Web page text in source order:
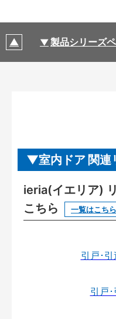
製品シリーズ
室内ドア 関連
ieria(イエリア)
こちら
一覧はこちら
引戸･
引戸